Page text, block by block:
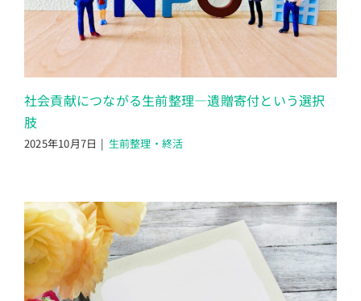
社会貢献につながる生前整理―遺贈寄付という選択
肢
2025年10月7日 | 生前整理・終活